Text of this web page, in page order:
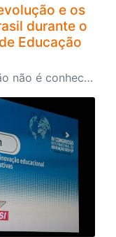
e os
durante o
Educação
A especialista destaca: informação não é conhecimento, memória não é inteligência e tecnologia não é pedagogia